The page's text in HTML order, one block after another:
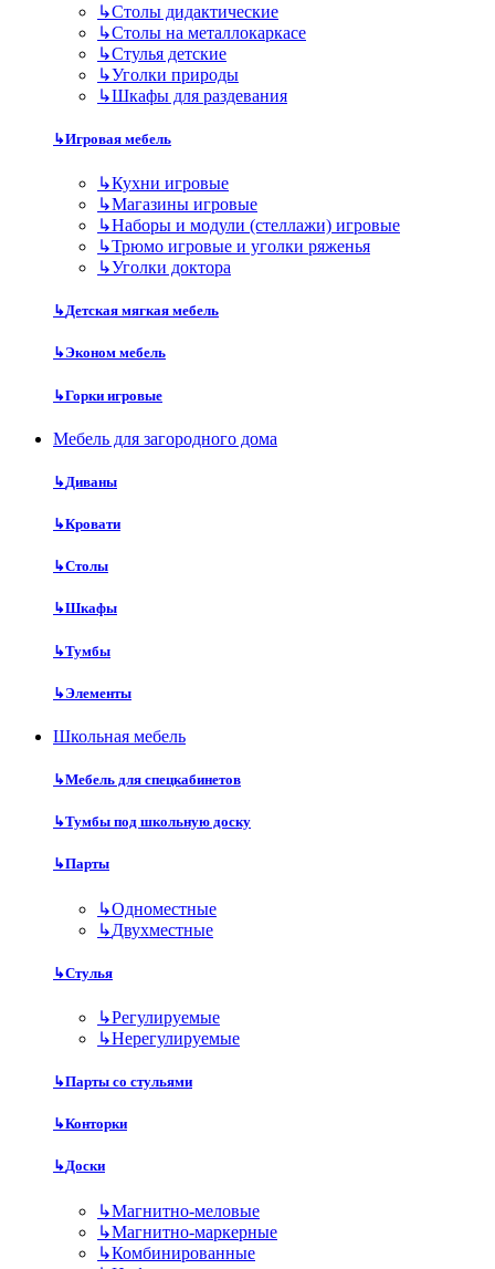
↳Столы дидактические
↳Столы на металлокаркасе
↳Стулья детские
↳Уголки природы
↳Шкафы для раздевания
↳Игровая мебель
↳Кухни игровые
↳Магазины игровые
↳Наборы и модули (стеллажи) игровые
↳Трюмо игровые и уголки ряженья
↳Уголки доктора
↳Детская мягкая мебель
↳Эконом мебель
↳Горки игровые
Мебель для загородного дома
↳Диваны
↳Кровати
↳Столы
↳Шкафы
↳Тумбы
↳Элементы
Школьная мебель
↳Мебель для спецкабинетов
↳Тумбы под школьную доску
↳Парты
↳Одноместные
↳Двухместные
↳Стулья
↳Регулируемые
↳Нерегулируемые
↳Парты со стульями
↳Конторки
↳Доски
↳Магнитно-меловые
↳Магнитно-маркерные
↳Комбинированные